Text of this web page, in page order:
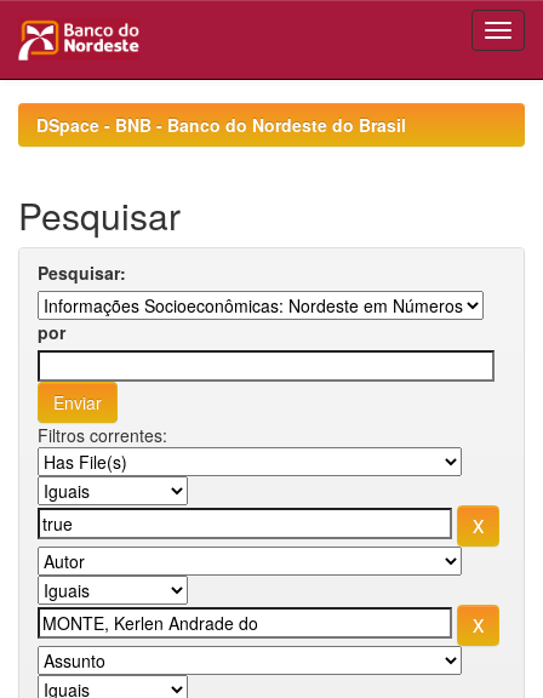
navigationDSpace - BNB - Banco do Nordeste do Brasil
Pesquisar
Pesquisar:
por
Filtros correntes: